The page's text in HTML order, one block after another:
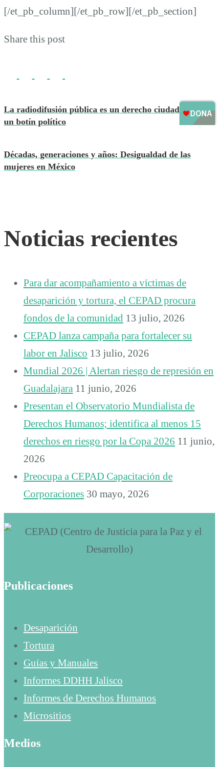
[/et_pb_column][/et_pb_row][/et_pb_section]
Share this post
La radiodifusión pública es un derecho ciudadano, no
un botín político
Décadas, generaciones y años: Desigualdad de las
mujeres en México
Noticias recientes
Para dar acompañamiento a víctimas de
desaparición y tortura, el CEPAD procura
fondos de la comunidad 13 julio, 2026
CEPAD lanza campaña para fortalecer su
labor en Jalisco 13 julio, 2026
Mundial 2026 | Alertan riesgo de represión en
Guadalajara 11 junio, 2026
Presentan el Observatorio Mundialista de
Derechos Humanos; identifica al menos 15
derechos en riesgo por la Copa 2026 11 junio,
2026
Preocupa a CEPAD Capacitación de
Corporaciones 30 mayo, 2026
Publicaciones
Desaparición
Tortura
Guías y Manuales
Informes DDHH Jalisco
Informes de Derechos Humanos
Micrositios
Medios